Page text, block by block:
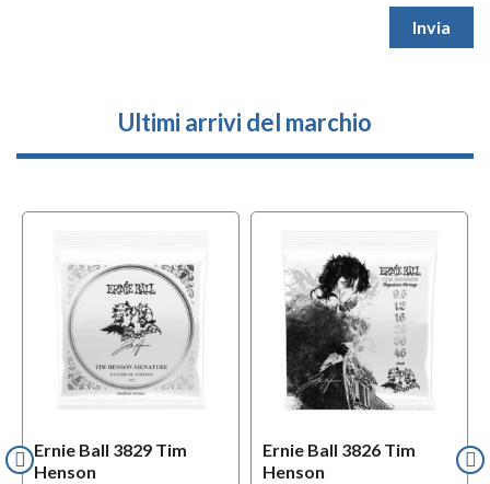
Ultimi arrivi del marchio
Ernie Ball 3829 Tim
Henson
Ernie Ball 3826 Tim
Henson